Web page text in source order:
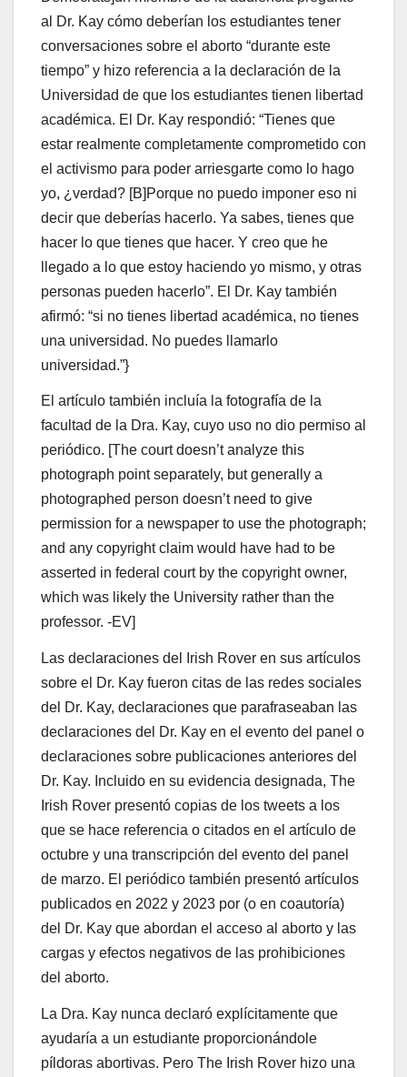
al Dr. Kay cómo deberían los estudiantes tener
conversaciones sobre el aborto “durante este
tiempo” y hizo referencia a la declaración de la
Universidad de que los estudiantes tienen libertad
académica. El Dr. Kay respondió: “Tienes que
estar realmente completamente comprometido con
el activismo para poder arriesgarte como lo hago
yo, ¿verdad? [B]Porque no puedo imponer eso ni
decir que deberías hacerlo. Ya sabes, tienes que
hacer lo que tienes que hacer. Y creo que he
llegado a lo que estoy haciendo yo mismo, y otras
personas pueden hacerlo”. El Dr. Kay también
afirmó: “si no tienes libertad académica, no tienes
una universidad. No puedes llamarlo
universidad.”}
El artículo también incluía la fotografía de la
facultad de la Dra. Kay, cuyo uso no dio permiso al
periódico. [The court doesn’t analyze this
photograph point separately, but generally a
photographed person doesn’t need to give
permission for a newspaper to use the photograph;
and any copyright claim would have had to be
asserted in federal court by the copyright owner,
which was likely the University rather than the
professor. -EV]
Las declaraciones del Irish Rover en sus artículos
sobre el Dr. Kay fueron citas de las redes sociales
del Dr. Kay, declaraciones que parafraseaban las
declaraciones del Dr. Kay en el evento del panel o
declaraciones sobre publicaciones anteriores del
Dr. Kay. Incluido en su evidencia designada, The
Irish Rover presentó copias de los tweets a los
que se hace referencia o citados en el artículo de
octubre y una transcripción del evento del panel
de marzo. El periódico también presentó artículos
publicados en 2022 y 2023 por (o en coautoría)
del Dr. Kay que abordan el acceso al aborto y las
cargas y efectos negativos de las prohibiciones
del aborto.
La Dra. Kay nunca declaró explícitamente que
ayudaría a un estudiante proporcionándole
píldoras abortivas. Pero The Irish Rover hizo una